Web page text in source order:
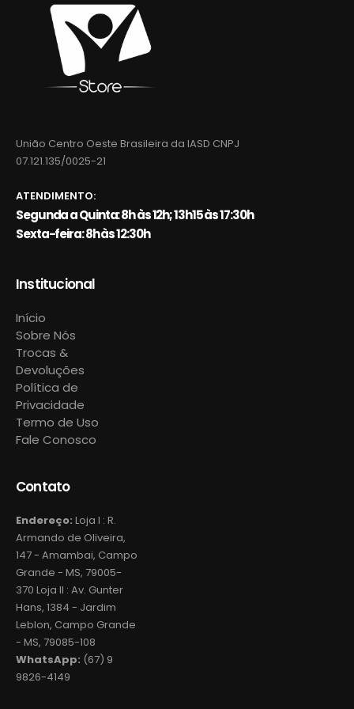
União Centro Oeste Brasileira da IASD CNPJ
07.121.135/0025-21
ATENDIMENTO:
Segunda a Quinta: 8h às 12h; 13h15 às 17:30h
Sexta-feira: 8h às 12:30h
Institucional
Início
Sobre Nós
Trocas &
Devoluções
Política de
Privacidade
Termo de Uso
Fale Conosco
Contato
Endereço: Loja I : R.
Armando de Oliveira,
147 - Amambai, Campo
Grande - MS, 79005-
370 Loja II : Av. Gunter
Hans, 1384 - Jardim
Leblon, Campo Grande
- MS, 79085-108
WhatsApp: (67) 9
9826-4149